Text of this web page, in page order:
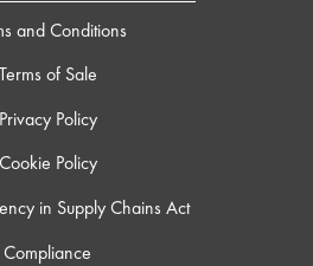
and Conditions
Terms of Sale
Privacy Policy
Cookie Policy
in Supply Chains Act
Compliance